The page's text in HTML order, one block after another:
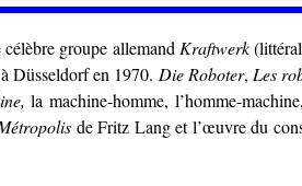
groupe allemand Kraftwerk
Düsseldorf en 1970. Die Roboter, Les
la machine-homme, l’homme-
de Fritz Lang et l’œuvre du